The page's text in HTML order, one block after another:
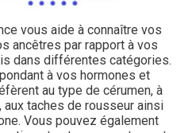
vous aide à connaître vos
ancêtres par rapport à vos
dans différentes catégories.
à vos hormones et
au type de cérumen, à
aux taches de rousseur ainsi
Vous pouvez également